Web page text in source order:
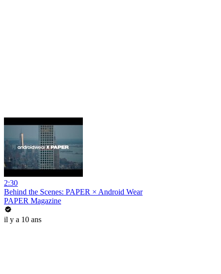
2:30
Behind the Scenes: PAPER × Android Wear
PAPER Magazine
il y a 10 ans